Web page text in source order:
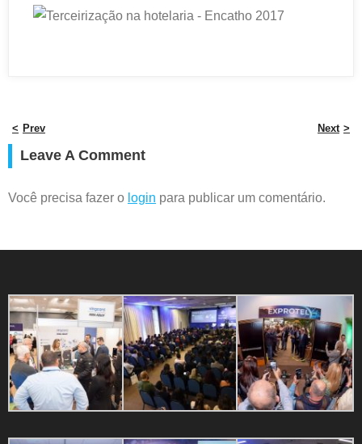
Prev Next
Leave A Comment
Você precisa fazer o login para publicar um comentário.